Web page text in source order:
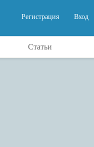
Вход
Регистрация
Статьи